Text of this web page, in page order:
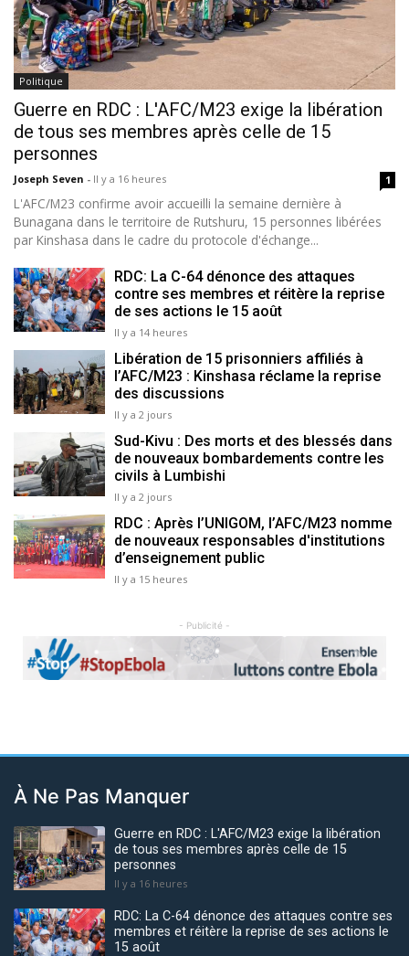
Politique
Guerre en RDC : L'AFC/M23 exige la libération
de tous ses membres après celle de 15
personnes
Joseph Seven - Il y a 16 heures 1
L'AFC/M23 confirme avoir accueilli la semaine dernière à
Bunagana dans le territoire de Rutshuru, 15 personnes libérées
par Kinshasa dans le cadre du protocole d'échange...
RDC: La C-64 dénonce des attaques
contre ses membres et réitère la reprise
de ses actions le 15 août
Il y a 14 heures
Libération de 15 prisonniers affiliés à
l’AFC/M23 : Kinshasa réclame la reprise
des discussions
Il y a 2 jours
Sud-Kivu : Des morts et des blessés dans
de nouveaux bombardements contre les
civils à Lumbishi
Il y a 2 jours
RDC : Après l’UNIGOM, l’AFC/M23 nomme
de nouveaux responsables d'institutions
d’enseignement public
Il y a 15 heures
- Publicité -
Previous Next
À Ne Pas Manquer
Guerre en RDC : L'AFC/M23 exige la libération
de tous ses membres après celle de 15
personnes
Il y a 16 heures
RDC: La C-64 dénonce des attaques contre ses
membres et réitère la reprise de ses actions le
15 août